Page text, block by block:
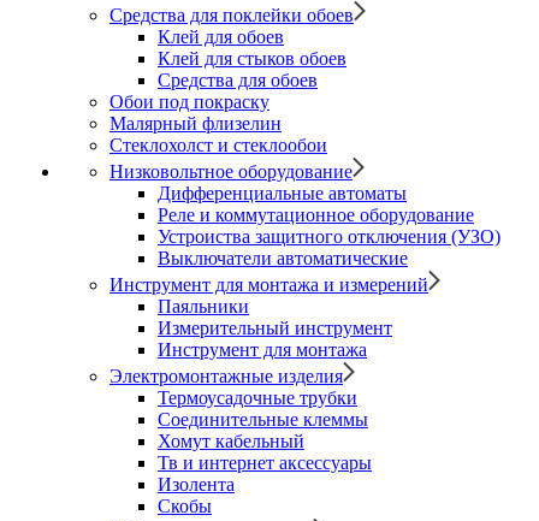
Средства для поклейки обоев
Клей для обоев
Клей для стыков обоев
Средства для обоев
Обои под покраску
Малярный флизелин
Стеклохолст и стеклообои
Низковольтное оборудование
Дифференциальные автоматы
Реле и коммутационное оборудование
Устроиства защитного отключения (УЗО)
Выключатели автоматические
Инструмент для монтажа и измерений
Паяльники
Измерительный инструмент
Инструмент для монтажа
Электромонтажные изделия
Термоусадочные трубки
Соединительные клеммы
Хомут кабельный
Тв и интернет аксессуары
Изолента
Скобы